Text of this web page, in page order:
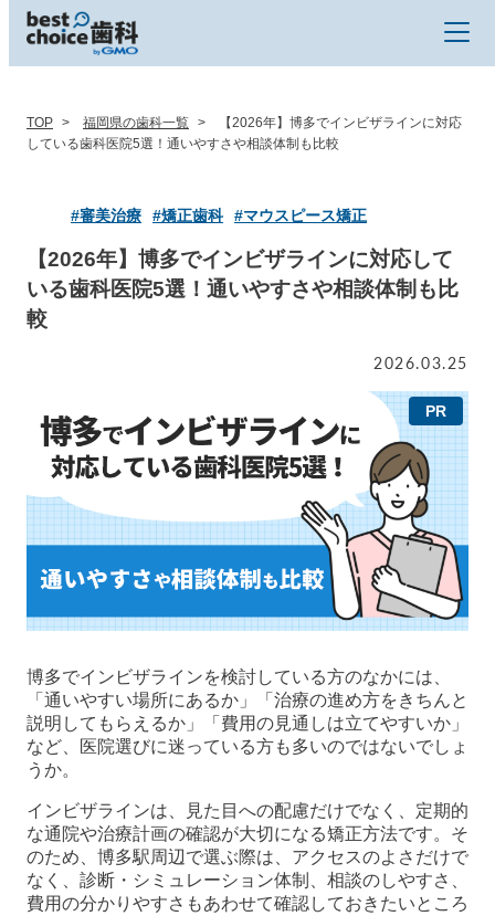
TOP 福岡県の歯科一覧
【2026年】博多でインビザラインに対応
している歯科医院5選！通いやすさや相談体制も比較
#審美治療 #矯正歯科 #マウスピース矯正
【2026年】博多でインビザラインに対応して
いる歯科医院5選！通いやすさや相談体制も比
較
2026.03.25
博多でインビザラインを検討している方のなかには、
「通いやすい場所にあるか」「治療の進め方をきちんと
説明してもらえるか」「費用の見通しは立てやすいか」
など、医院選びに迷っている方も多いのではないでしょ
うか。
インビザラインは、見た目への配慮だけでなく、定期的
な通院や治療計画の確認が大切になる矯正方法です。そ
のため、博多駅周辺で選ぶ際は、アクセスのよさだけで
なく、診断・シミュレーション体制、相談のしやすさ、
費用の分かりやすさもあわせて確認しておきたいところ